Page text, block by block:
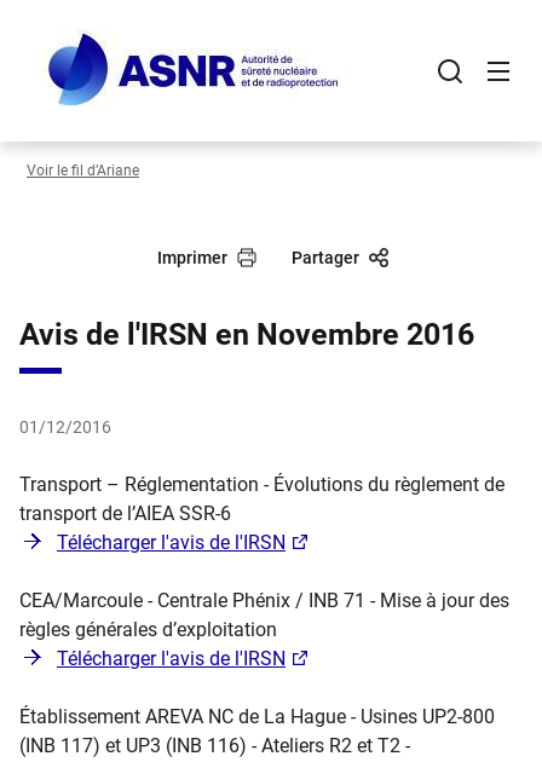
contenu
principal
Voir le fil d’Ariane
Imprimer Partager
Avis de l'IRSN en Novembre 2016
01/12/2016
Transport – Réglementation - Évolutions du règlement de
transport de l’AIEA SSR-6
Télécharger l'avis de l'IRSN
CEA/Marcoule - Centrale Phénix / INB 71 - Mise à jour des
règles générales d’exploitation
Télécharger l'avis de l'IRSN
Établissement AREVA NC de La Hague - Usines UP2-800
(INB 117) et UP3 (INB 116) - Ateliers R2 et T2 -